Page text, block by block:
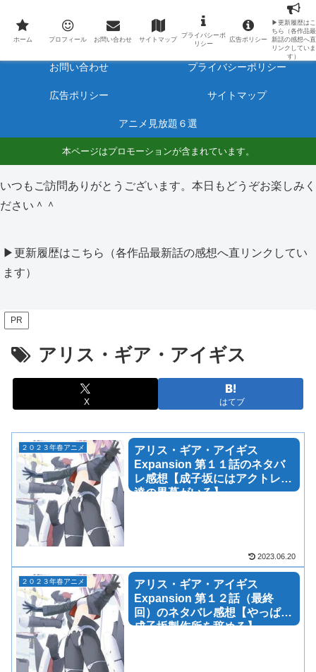
最新アニメのあらすじと感想をネタバレ有りで毎日更新しています。
ホーム プロフィール
お問い合わせ プライバシーポリシー
広告ポリシー サイトマップ
アニメ見放題６選
本ページはプロモーションが含まれています。
いつもご訪問ありがとうございます。本日もどうぞお楽しみく
ださい＾＾
▶更新履歴はこちら（各作品最新話の感想へ直リンクしてい
ます）
PR
アリス・ギア・アイギス
X はてブ
２０２３年春アニメ
アリス・ギア・アイギス
Expansion 第１１話のネタバ
レ感想【成子坂にはアクトレス
達の黒幕がいる】
2023.06.20
２０２３年春アニメ
アリス・ギア・アイギス
Expansion 第１２話（最終
回）のネタバレ感想【やっぱり
成子坂製作所を辞める】
ホーム プロフィール お問い合わせ サイトマップ
プライバシーポ
リシー
広告ポリシー
▶更新履歴はこ
ちら（各作品最
新話の感想へ直
リンクしていま
す）